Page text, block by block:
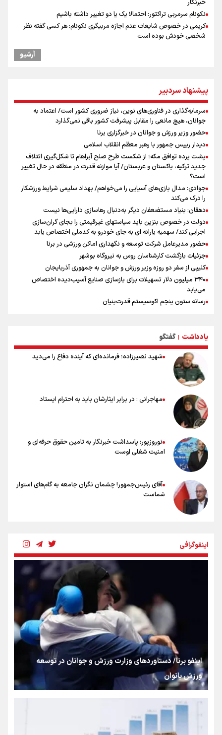
خبرنگار
نکونام سرمربی تراکتور: احتمالا یک یا دو تغییر داشته باشیم
کریمی در خصوص شایعات عدم اجازه مربیگری نکونام: هر کسی گفته نظر
شخصی خودش بوده است
بازدهی اوراق دولتی در آستانه ۴۰ درصد/ سیگنال هشدار به بازار پول و
پاسخ منفی مجیدی، نکونام را سرمربی کرد؛ ماجرای عجیب نیمکت تراکتور
ادعای ترامپ: بطور محدود در حال مذاکره با ایران هستیم
عراقچی: با آمریکا مذاکره نداریم/ باز شدن تنگه هرمز به شرایطی غیر از
تفاهم با عمان مرتبط است
پیشنهاد رسمی تراکتور به بازیکن مورد علاقه نکونام
آینده قیمت مسکن چه می‌شود؟ ۳ سناریوی مهم برای خریداران
آرشیو
پیشنهاد سردبیر
سرمایه‌گذاری در فناوری‌های نوین، نیاز ضروری کشور است/ اعتماد به
جوانان، هیچ مانعی را مقابل پیشرفت کشور باقی نمی‌گذارد
حضور وزیر ورزش و جوانان در خبرگزاری برنا
دیدار رییس جمهور با رهبر معظم انقلاب اسلامی
پشت پرده توافق مکه؛ از شکست طرح صلح آبراهام تا شکل‌گیری ائتلاف
جدید ترکیه، پاکستان و عربستان/ آیا موازنه قدرت در منطقه در حال تغییر
است؟
جوادی: مدال بازی‌های آسیایی را می‌خواهم/ بهداد سلیمی شرایط ورزشکار
را درک می‌کند
دهقان: بنیاد مستضعفان دیگر به‌دنبال رهاسازی دارایی‌ها نیست
دولت در خصوص بنزین باید سیاستهای غیرقیمتی را بجای گران‌سازی
اجرایی کند/ سهمیه یارانه ای به جای خودرو به کدملی اختصاص یابد
حضور مدیرعامل شرکت توسعه و نگهداری اماکن ورزشی در برنا
جزئیات بازگشت کارشناسان روس به نیروگاه بوشهر
کلیپی از سفر دو روزه وزیر ورزش و جوانان به جمهوری آذربایجان
۳۴۰ میلیون دلار تسهیلات برای بازسازی صنایع آسیب‌دیده اختصاص
می‌یابد
رسانه ستون پنجم اکوسیستم قدرت‌بنیان
شوک بزرگ برای لیونل مسی!
سخنگوی سپاه: بازگشایی تنگۀ هرمز منوط به پذیرش شروط ایران از سوی
آمریکاست و ارتباطی به مذاکرات ایران و عمان ندارد
علت نامگذاری ۱۷ مرداد به عنوان روز خبرنگار چیست؟
ورود مواد آلاینده به منابع آب از نگرانی‌های جدی دوران جنگ است/ خطر از
دست رفتن باروری خاک
مروری بر زندگینامه خبرنگار شهید «محمود صارمی»
۱۷ مرداد؛ روز خبرنگار
یادداشت | گفتگو
شهید نصیرزاده؛ فرمانده‌ای که آینده دفاع را می‌دید
مهاجرانی : در برابر ایثارشان باید به احترام ایستاد
نوروزپور: پاسداشت خبرنگار به تامین حقوق حرفه‌ای و
امنیت شغلی اوست
آقای رئیس‌جمهور! چشمان نگران جامعه به گام‌های استوار
شماست
بنزین؛ تدبیری برای حفظ امنیت انرژی
«هورامان»؛ میراثی که جهان را شیفته کرد
شکستگیِ بزرگ؛ روایتِ یک استخوان، یک نسل، یک توهم!
رسانه ملی و حق مردم برای شنیدن صدای رئیس‌جمهوری
اینفوگرافی
اینفو برنا/ دستاوردهای وزارت ورزش و جوانان در توسعه
ورزش بانوان